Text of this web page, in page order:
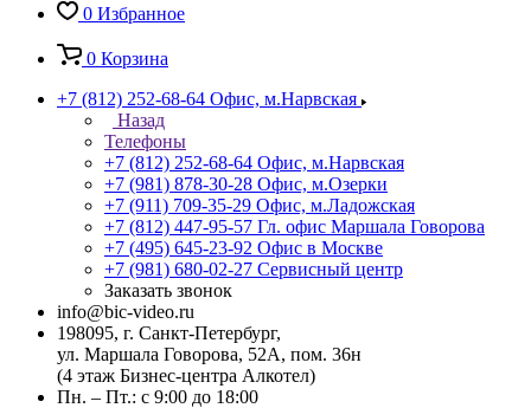
0 Избранное
0 Корзина
+7 (812) 252-68-64 Офис, м.Нарвская
Назад
Телефоны
+7 (812) 252-68-64 Офис, м.Нарвская
+7 (981) 878-30-28 Офис, м.Озерки
+7 (911) 709-35-29 Офис, м.Ладожская
+7 (812) 447-95-57 Гл. офис Маршала Говорова
+7 (495) 645-23-92 Офис в Москве
+7 (981) 680-02-27 Сервисный центр
Заказать звонок
info@bic-video.ru
198095, г. Санкт-Петербург,
ул. Маршала Говорова, 52А, пом. 36н
(4 этаж Бизнес-центра Алкотел)
Пн. – Пт.: с 9:00 до 18:00